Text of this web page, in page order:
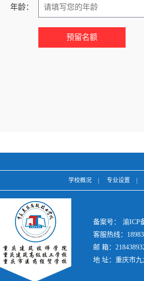
年龄：
学校概况 专业设置
备案号：
渝ICP
客服热线：
邮 箱：
地 址：重庆市